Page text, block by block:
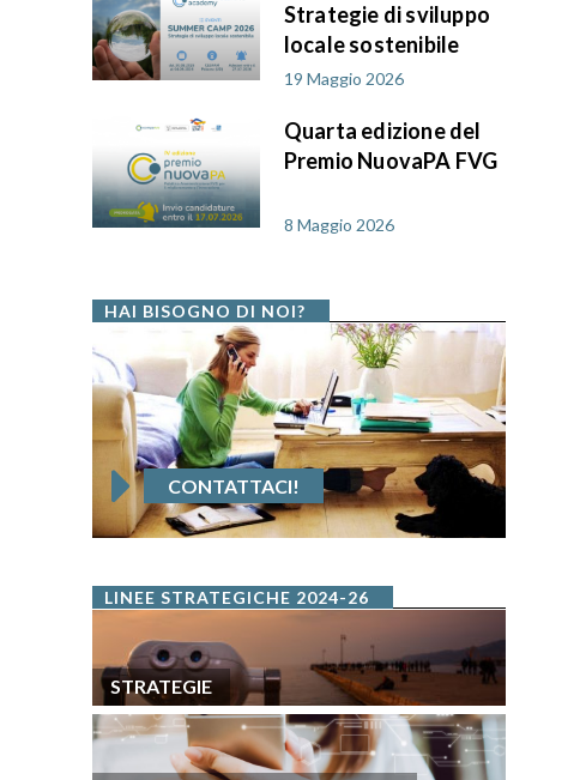
Strategie di sviluppo
locale sostenibile
19 Maggio 2026
Quarta edizione del
Premio NuovaPA FVG
8 Maggio 2026
HAI BISOGNO DI NOI?
CONTATTACI!
LINEE STRATEGICHE 2024-26
STRATEGIE